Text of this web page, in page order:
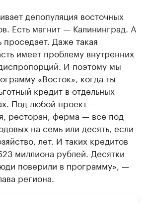
депопуляция восточных
Есть магнит — Калининград. А
проседает. Даже такая
имеет проблему внутренних
И поэтому мы
«Восток», когда ты
кредит в отдельных
Под любой проект —
ресторан, ферма — все под
на семь или десять, если
лет. И таких кредитов
миллиона рублей. Десятки
поверили в программу», —
региона.